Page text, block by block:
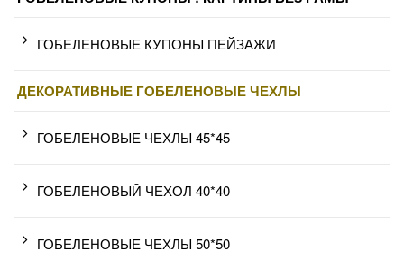
ГОБЕЛЕНОВЫЕ КУПОНЫ ПЕЙЗАЖИ
ДЕКОРАТИВНЫЕ ГОБЕЛЕНОВЫЕ ЧЕХЛЫ
ГОБЕЛЕНОВЫЕ ЧЕХЛЫ 45*45
ГОБЕЛЕНОВЫЙ ЧЕХОЛ 40*40
ГОБЕЛЕНОВЫЕ ЧЕХЛЫ 50*50